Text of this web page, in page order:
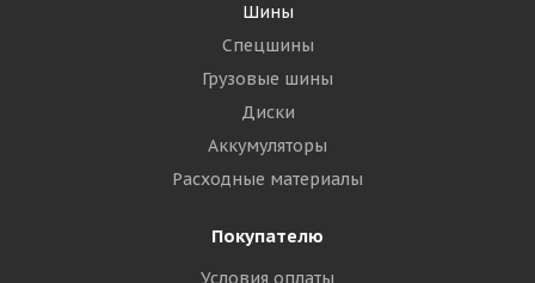
Шины
Спецшины
Грузовые шины
Диски
Аккумуляторы
Расходные материалы
Покупателю
Условия оплаты